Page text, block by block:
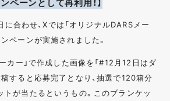
合わせ、Xでは「オリジナルDARSメー
ペーンが実施されました。
カー」で作成した画像を「#12月12日はダ
すると応募完了となり、抽選で120箱分
が当たるというもの。このブランケッ